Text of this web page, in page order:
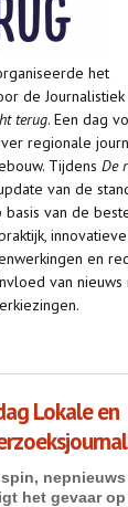
het
de
terug. Een dag
regionale
Tijdens De
van de
van de
en
van nieuws
terug
Lokale en
nepnieuws
het gevaar